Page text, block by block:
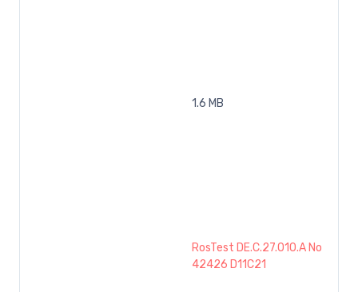
1.6 MB
RosTest DE.C.27.010.A No
42426 D11C21